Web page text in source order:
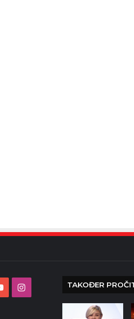
YouTubeInstagram TAKOĐER